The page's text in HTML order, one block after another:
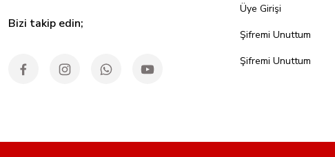
Bizi takip edin;
Üye Girişi
Şifremi Unuttum
Şifremi Unuttum